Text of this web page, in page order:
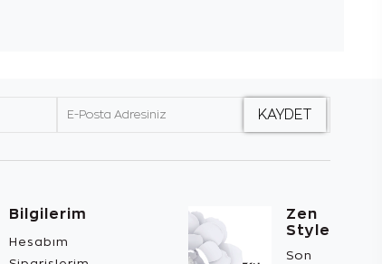
Bilgilerim
Hesabım
Zen
Style
Son